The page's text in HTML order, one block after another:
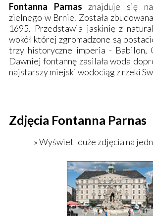
Fontanna Parnas znajduje się
zielnego w Brnie. Została
1695. Przedstawia jaskinię z
wokół której zgromadzone są
trzy historyczne imperia - Babilon,
Dawniej fontannę zasilała woda
najstarszy miejski wodociąg z rzeki
Zdjęcia Fontanna Parnas
» Wyświetl duże zdjęcia na